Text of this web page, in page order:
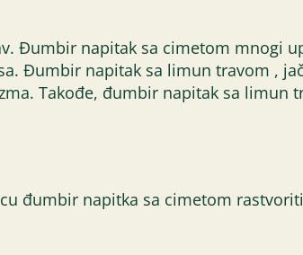
Đumbir napitak sa cimetom mnogi
Đumbir napitak sa limun travom ,
Takođe, đumbir napitak sa limun
đumbir napitka sa cimetom